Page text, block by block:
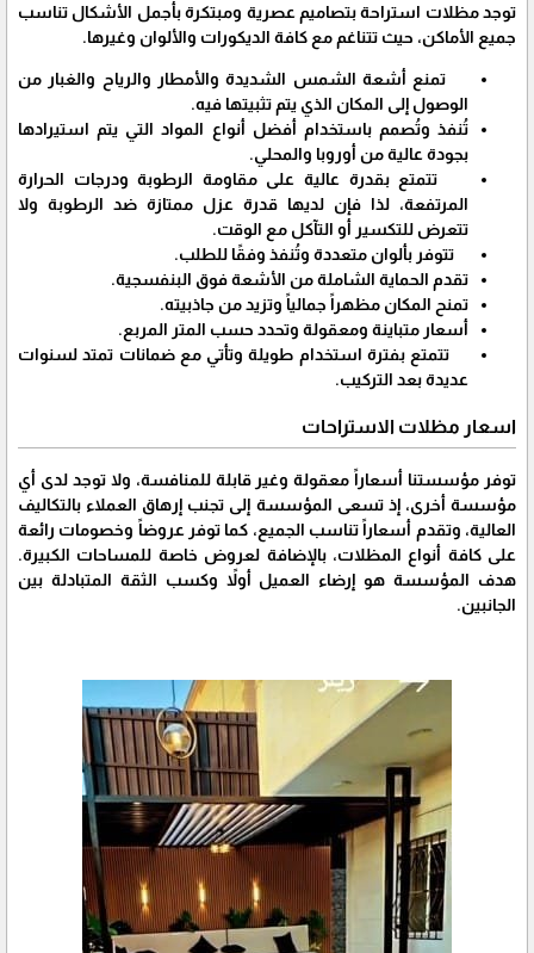
توجد مظلات استراحة بتصاميم عصرية ومبتكرة بأجمل الأشكال تناسب
جميع الأماكن، حيث تتناغم مع كافة الديكورات والألوان وغيرها.
تمنع أشعة الشمس الشديدة والأمطار والرياح والغبار من
الوصول إلى المكان الذي يتم تثبيتها فيه.
تُنفذ وتُصمم باستخدام أفضل أنواع المواد التي يتم استيرادها
بجودة عالية من أوروبا والمحلي.
تتمتع بقدرة عالية على مقاومة الرطوبة ودرجات الحرارة
المرتفعة، لذا فإن لديها قدرة عزل ممتازة ضد الرطوبة ولا
تتعرض للتكسير أو التآكل مع الوقت.
تتوفر بألوان متعددة وتُنفذ وفقًا للطلب.
تقدم الحماية الشاملة من الأشعة فوق البنفسجية.
تمنح المكان مظهراً جمالياً وتزيد من جاذبيته.
أسعار متباينة ومعقولة وتحدد حسب المتر المربع.
تتمتع بفترة استخدام طويلة وتأتي مع ضمانات تمتد لسنوات
عديدة بعد التركيب.
اسعار مظلات الاستراحات
توفر مؤسستنا أسعاراً معقولة وغير قابلة للمنافسة، ولا توجد لدى أي
مؤسسة أخرى، إذ تسعى المؤسسة إلى تجنب إرهاق العملاء بالتكاليف
العالية، وتقدم أسعاراً تناسب الجميع، كما توفر عروضاً وخصومات رائعة
على كافة أنواع المظلات، بالإضافة لعروض خاصة للمساحات الكبيرة.
هدف المؤسسة هو إرضاء العميل أولاً وكسب الثقة المتبادلة بين
الجانبين.